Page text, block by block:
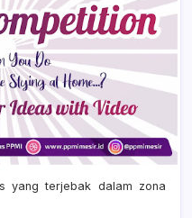
yang terjebak dalam zona